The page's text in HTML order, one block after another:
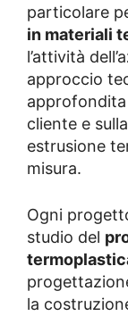
particolare
in materiali
l’attività
approccio
cliente e
estrusione
misura.
Ogni
studio del
la